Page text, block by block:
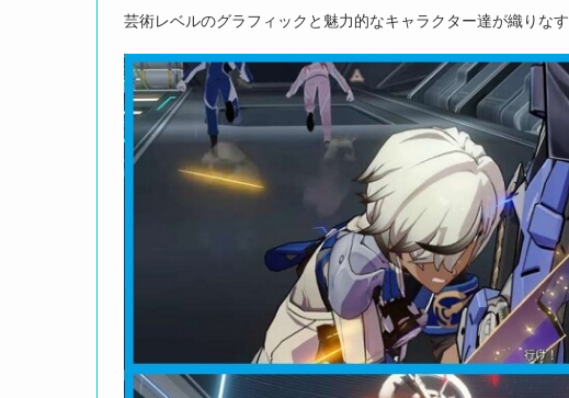
芸術レベルのグラフィックと魅力的なキャラクター達が織りなす